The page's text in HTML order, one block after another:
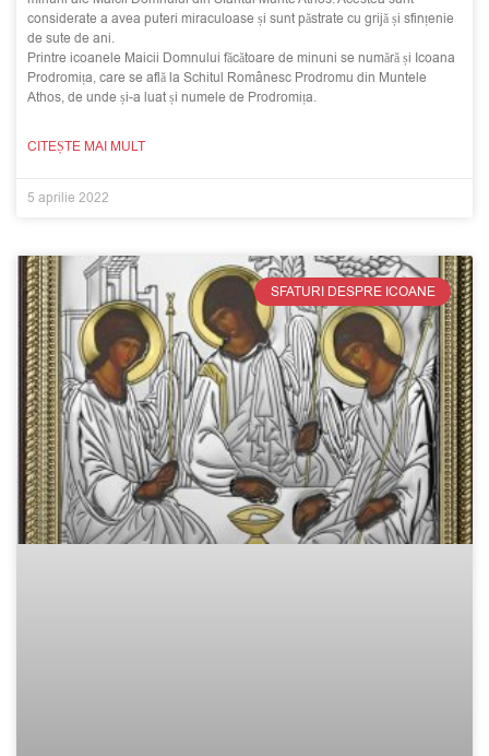
considerate a avea puteri miraculoase și sunt păstrate cu grijă și sfințenie
de sute de ani.
Printre icoanele Maicii Domnului făcătoare de minuni se numără și Icoana
Prodromița, care se află la Schitul Românesc Prodromu din Muntele
Athos, de unde și-a luat și numele de Prodromița.
CITEȘTE MAI MULT
5 aprilie 2022
SFATURI DESPRE ICOANE